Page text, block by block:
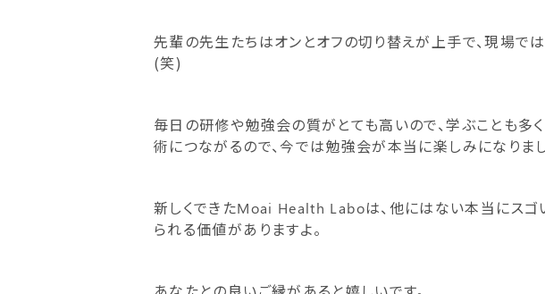
先輩の先生たちはオンとオフの切り替えが上手で、現場で
(笑)
毎日の研修や勉強会の質がとても高いので、学ぶことも多
術につながるので、今では勉強会が本当に楽しみになりまし
新しくできたMoai Health Laboは、他にはない本当にスゴ
られる価値がありますよ。